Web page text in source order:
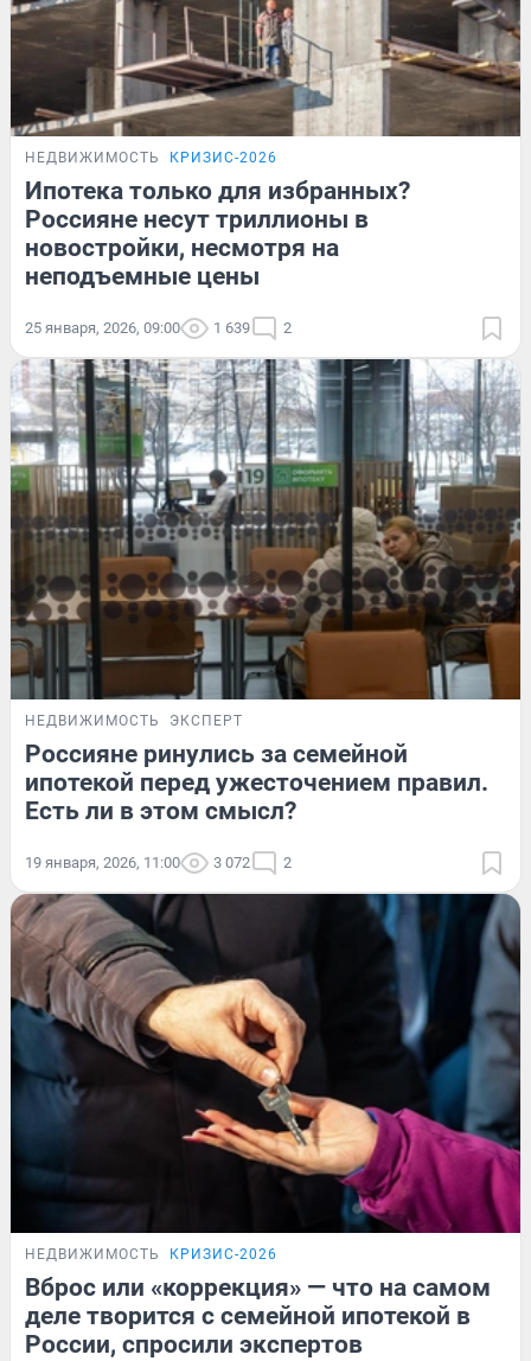
НЕДВИЖИМОСТЬ КРИЗИС-2026
Ипотека только для избранных?
Россияне несут триллионы в
новостройки, несмотря на
неподъемные цены
25 января, 2026, 09:00 1 639 2
НЕДВИЖИМОСТЬ ЭКСПЕРТ
Россияне ринулись за семейной
ипотекой перед ужесточением правил.
Есть ли в этом смысл?
19 января, 2026, 11:00 3 072 2
НЕДВИЖИМОСТЬ КРИЗИС-2026
Вброс или «коррекция» — что на самом
деле творится с семейной ипотекой в
России, спросили экспертов